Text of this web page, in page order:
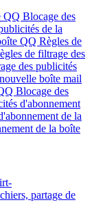
QQ Blocage des
de la
QQ Règles de
de filtrage des
des publicités
boîte mail
Blocage des
d'abonnement
de la
de la boîte
partage de